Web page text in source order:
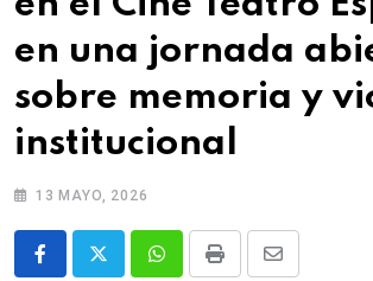
en una jornada
sobre memoria y
institucional
13 MAYO, 2026
WhatsappPrint
Share